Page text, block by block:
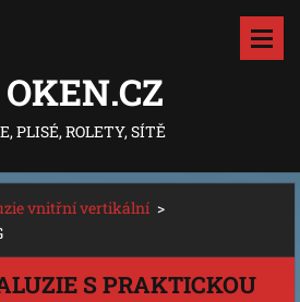
PLISÉ, ROLETY, SÍTĚ
vnitřní vertikální >
S PRAKTICKOU